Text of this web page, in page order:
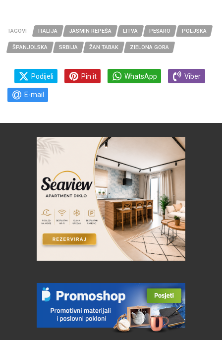
TAGOVI ITALIJA JASMIN REPEŠA LITVA PESARO POLJSKA
ŠPANJOLSKA SRBIJA ŽAN TABAK ZIELONA GORA
Podijeli Pin it WhatsApp Viber
E-mail